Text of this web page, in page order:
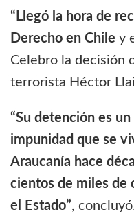
“Llegó la hora de
Derecho en Chile y
Celebro la decisión
terrorista Héctor
“Su detención es
impunidad que se
Araucanía hace
cientos de miles de
el Estado”,